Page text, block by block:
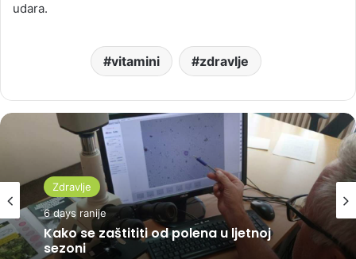
udara.
vitamini zdravlje
Zdravlje
6 days ranije
Kako se zaštititi od polena u ljetnoj
sezoni